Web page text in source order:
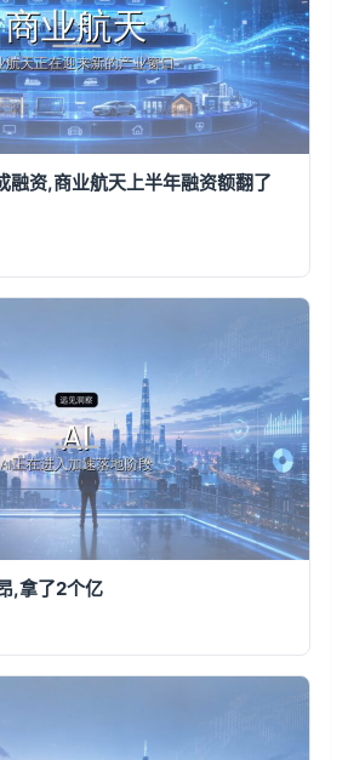
融资,商业航天上半年融资额翻了
,拿了2个亿